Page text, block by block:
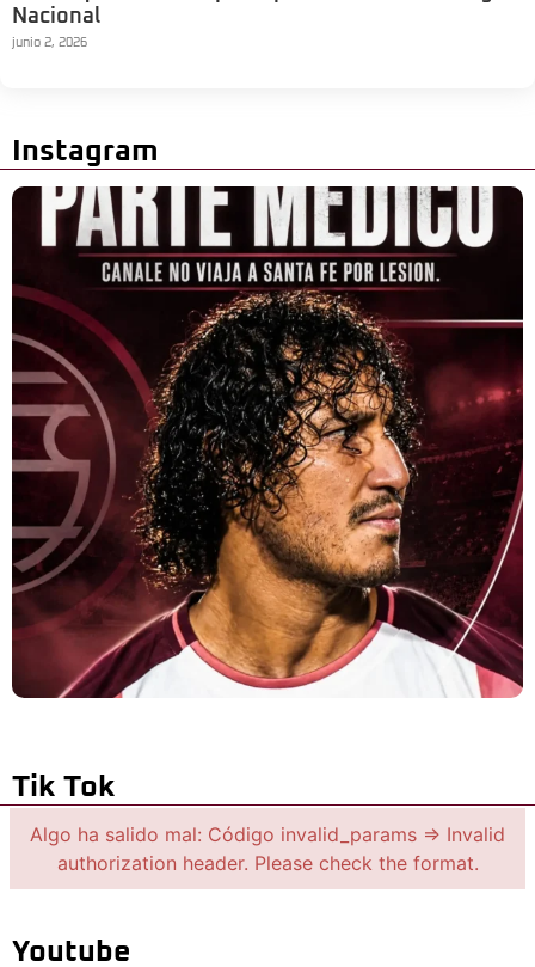
Nacional
junio 2, 2026
Instagram
Tik Tok
Algo ha salido mal: Código invalid_params => Invalid
authorization header. Please check the format.
Youtube